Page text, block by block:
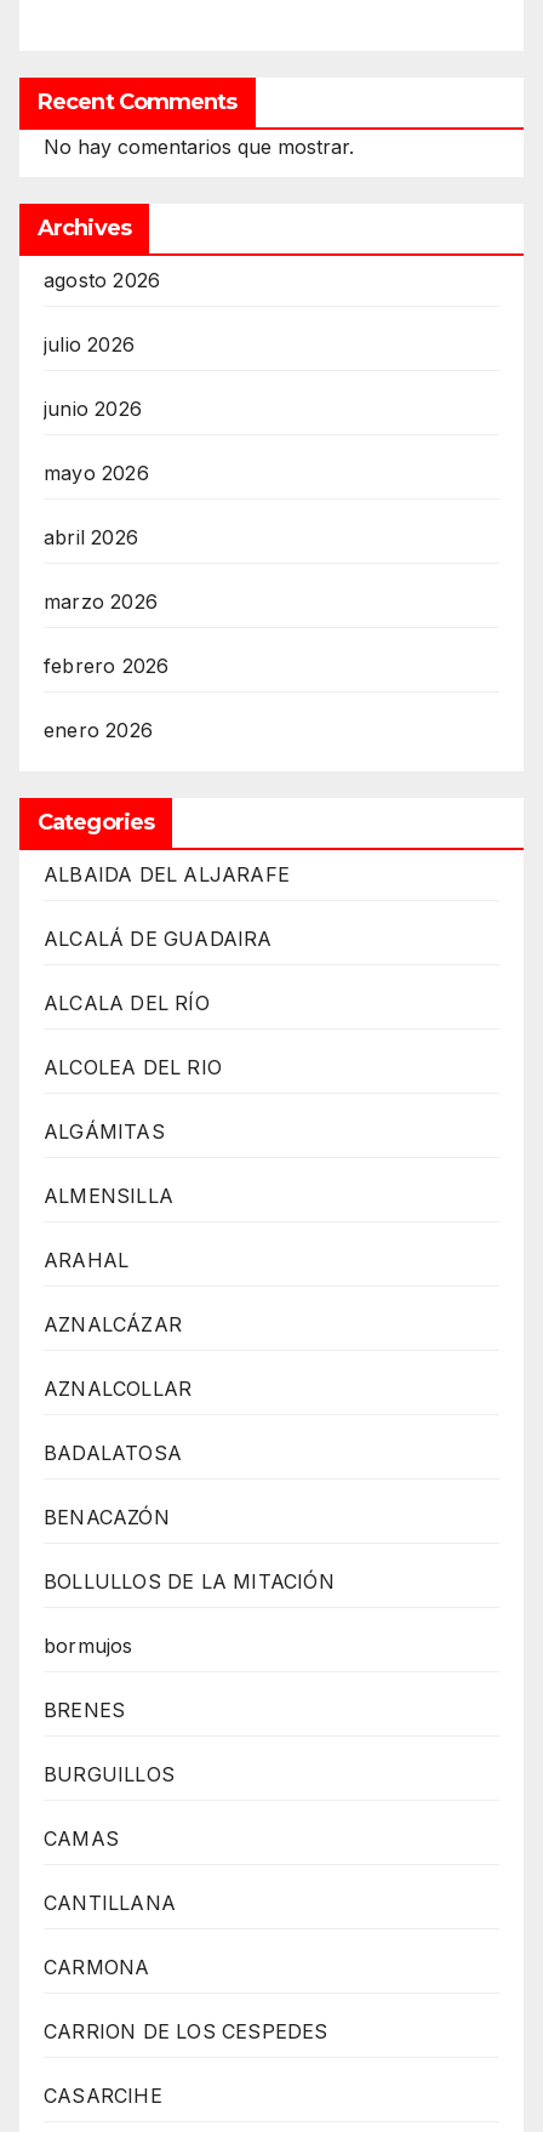
Recent Comments
No hay comentarios que mostrar.
Archives
agosto 2026
julio 2026
junio 2026
mayo 2026
abril 2026
marzo 2026
febrero 2026
enero 2026
Categories
ALBAIDA DEL ALJARAFE
ALCALÁ DE GUADAIRA
ALCALA DEL RÍO
ALCOLEA DEL RIO
ALGÁMITAS
ALMENSILLA
ARAHAL
AZNALCÁZAR
AZNALCOLLAR
BADALATOSA
BENACAZÓN
BOLLULLOS DE LA MITACIÓN
bormujos
BRENES
BURGUILLOS
CAMAS
CANTILLANA
CARMONA
CARRION DE LOS CESPEDES
CASARCIHE